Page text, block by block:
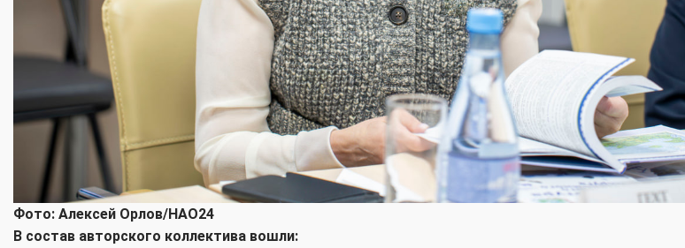
Фото: Алексей Орлов/НАО24
В состав авторского коллектива вошли: